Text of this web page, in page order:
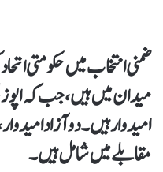
ضمنی انتخاب میں حکومتی
میدان میں ہیں، جب کہ
امیدوار ہیں۔ دو آزاد
مقابلے میں شامل ہیں۔